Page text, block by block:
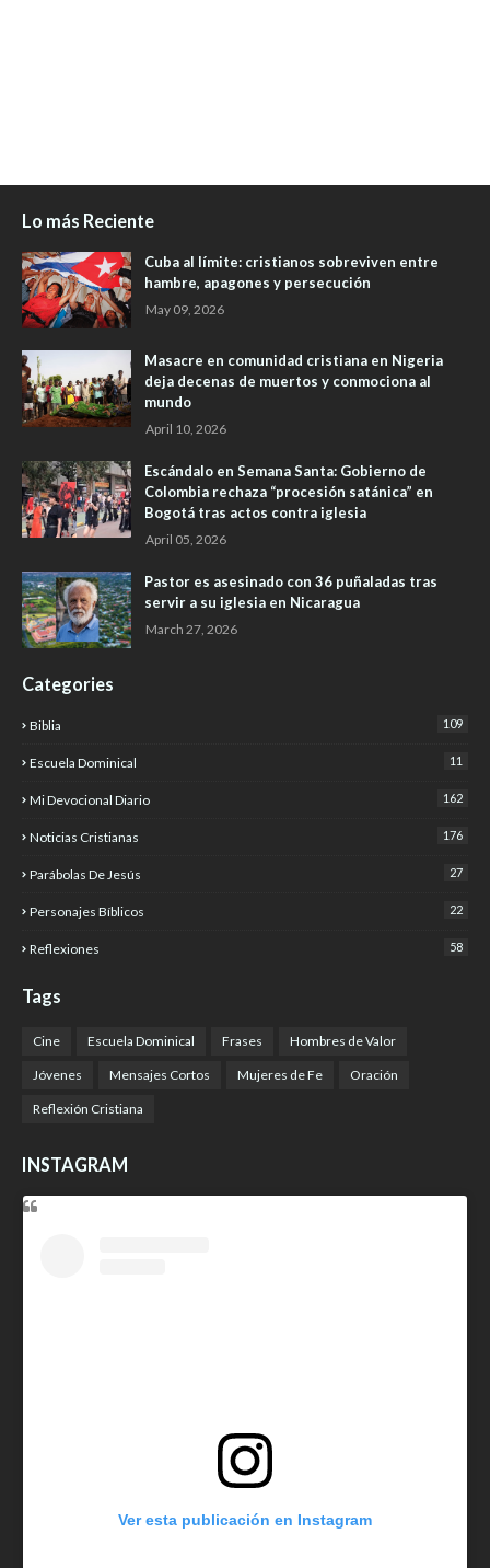
Lo más Reciente
Cuba al límite: cristianos sobreviven entre
hambre, apagones y persecución
May 09, 2026
Masacre en comunidad cristiana en Nigeria
deja decenas de muertos y conmociona al
mundo
April 10, 2026
Escándalo en Semana Santa: Gobierno de
Colombia rechaza “procesión satánica” en
Bogotá tras actos contra iglesia
April 05, 2026
Pastor es asesinado con 36 puñaladas tras
servir a su iglesia en Nicaragua
March 27, 2026
Categories
Biblia 109
Escuela Dominical 11
Mi Devocional Diario 162
Noticias Cristianas 176
Parábolas De Jesús 27
Personajes Bíblicos 22
Reflexiones 58
Tags
Cine Escuela Dominical Frases Hombres de Valor
Jóvenes Mensajes Cortos Mujeres de Fe Oración
Reflexión Cristiana
INSTAGRAM
Ver esta publicación en Instagram